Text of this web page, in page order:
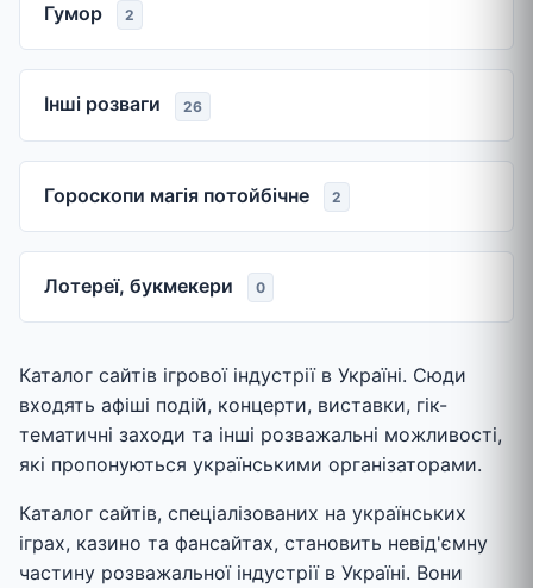
Гумор 2
Інші розваги 26
Гороскопи магія потойбічне 2
Лотереї, букмекери 0
Каталог сайтів ігрової індустрії в Україні. Сюди
входять афіші подій, концерти, виставки, гік-
тематичні заходи та інші розважальні можливості,
які пропонуються українськими організаторами.
Каталог сайтів, спеціалізованих на українських
іграх, казино та фансайтах, становить невід'ємну
частину розважальної індустрії в Україні. Вони